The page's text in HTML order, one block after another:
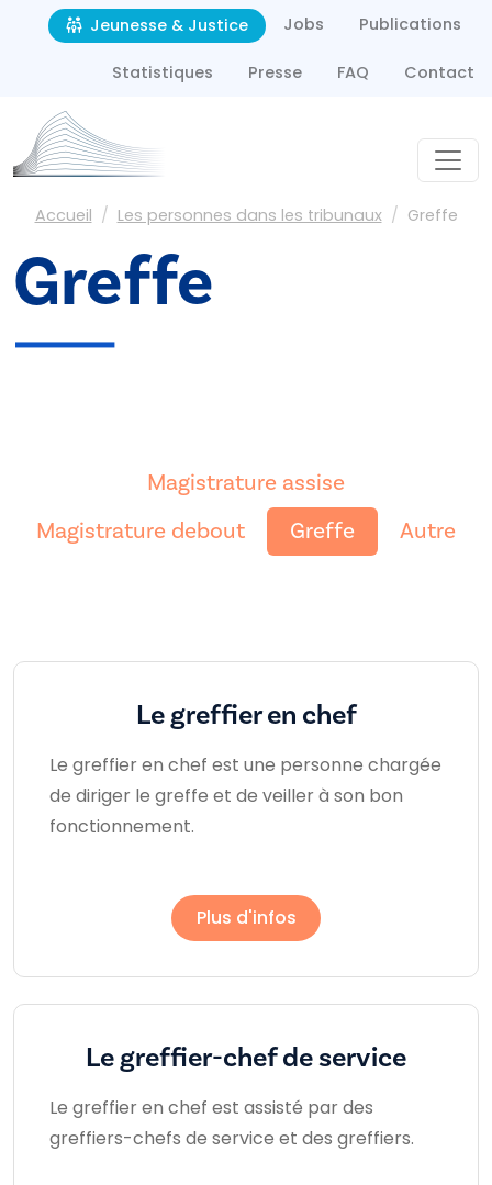
Aller au contenu principal
Second navigation
Jeunesse & Justice Jobs Publications
Statistiques Presse FAQ Contact
Fil d'Ariane
Accueil Les personnes dans les tribunaux Greffe
Greffe
Magistrature assise
Magistrature debout
Greffe Autre
Le greffier en chef
Le greffier en chef est une personne chargée
de diriger le greffe et de veiller à son bon
fonctionnement.
Plus d'infos
Le greffier-chef de service
Le greffier en chef est assisté par des
greffiers-chefs de service et des greffiers.